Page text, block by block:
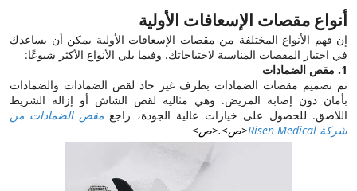
أنواع مقصات الإسعافات الأولية
إن فهم الأنواع المختلفة من مقصات الإسعافات الأولية يمكن أن يساعدك
في اختيار المقصات المناسبة لاحتياجاتك. وفيما يلي الأنواع الأكثر شيوعًا:
1. مقص الضمادات
تم تصميم مقصات الضمادات بطرف غير حاد لقص الضمادات والضمادات
بأمان دون إصابة المريض. وهي مثالية لقص الشاش أو إزالة الشريط
اللاصق. للحصول على خيارات عالية الجودة، راجع مقص الضمادات من
شركة Risen Medical
<ص>.<ص>